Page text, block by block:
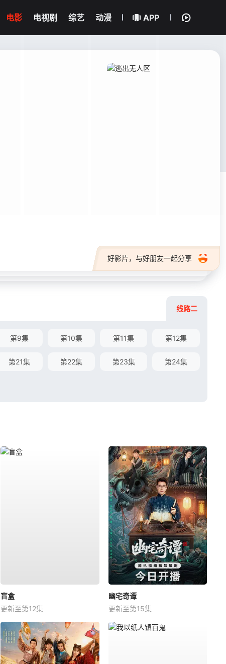
电影 电视剧 综艺 动漫 APP
好影片，与好朋友一起分享
线路二
第9集 第10集 第11集 第12集
第21集 第22集 第23集 第24集
盲盒
更新至第12集
幽宅奇谭
更新至第15集